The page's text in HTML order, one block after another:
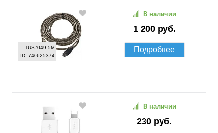
TUS7049-5M
ID: 740625374
1 200 руб.
В наличии
Подробнее
230 руб.
В наличии